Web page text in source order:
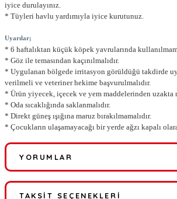
iyice durulayınız.
* Tüyleri havlu yardımıyla iyice kurutunuz.
Uyarılar;
* 6 haftalıktan küçük köpek yavrularında
* Göz ile temasından kaçınılmalıdır.
* Uygulanan bölgede irritasyon görüldüğü takdirde
verilmeli ve veteriner hekime başvurulmalıdır.
* Ürün yiyecek, içecek ve yem maddelerinden uzakta
* Oda sıcaklığında saklanmalıdır.
* Direkt güneş ışığına maruz bırakılmamalıdır.
* Çocukların ulaşamayacağı bir yerde ağzı kapalı
YORUMLAR
TAKSIT SEÇENEKLERI